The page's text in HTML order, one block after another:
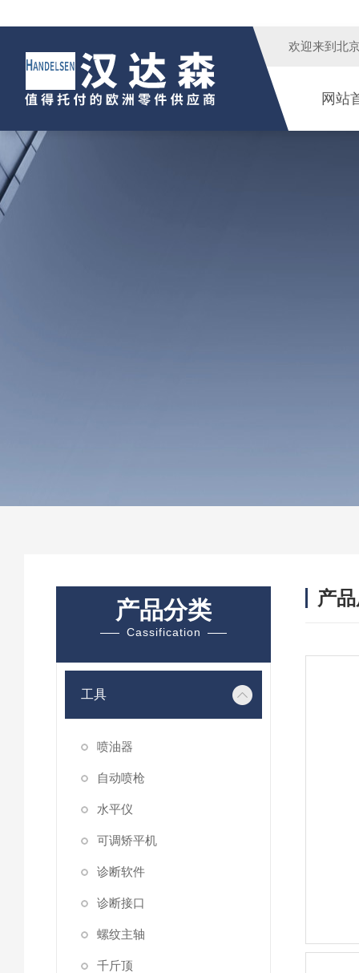
欢迎来到 北
网站
产品分类
Cassification
工具
喷油器
自动喷枪
水平仪
可调矫平机
诊断软件
诊断接口
螺纹主轴
千斤顶
产